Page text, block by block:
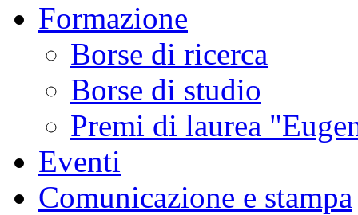
Formazione
Borse di ricerca
Borse di studio
Premi di laurea
Eventi
Comunicazione e stampa